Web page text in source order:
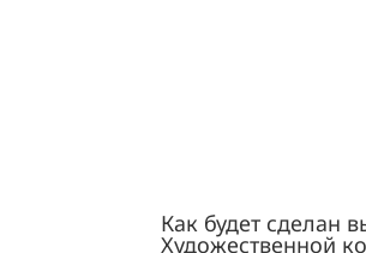
Как будет сделан
Художественной